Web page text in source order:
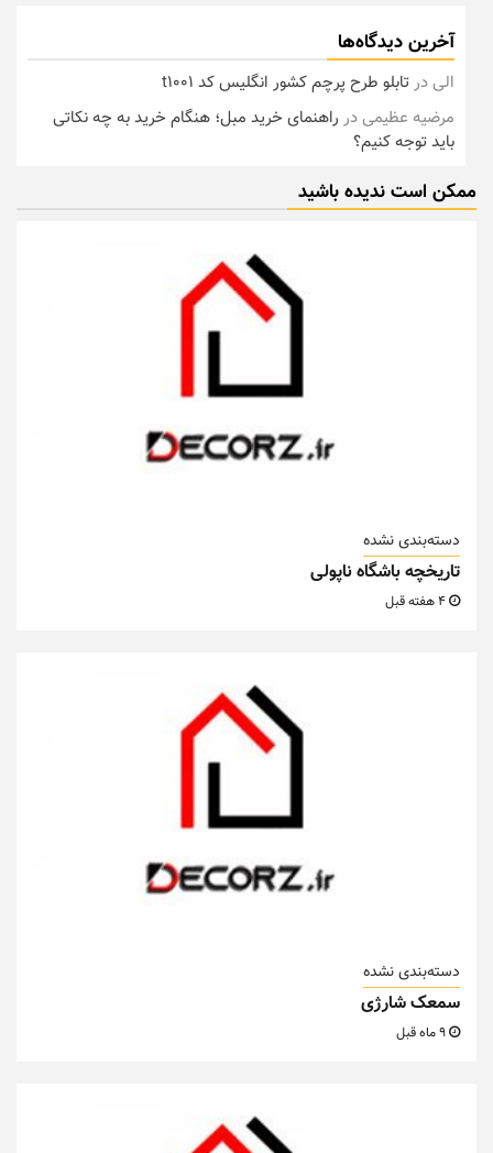
آخرین دیدگاه‌ها
الیدرتابلو طرح پرچم کشور انگلیس کد t1001
مرضیه عظیمیدر راهنمای خرید مبل؛ هنگام خرید به چه نکاتی
باید توجه کنیم؟
ممکن است ندیده باشید
دسته‌بندی نشده
تاریخچه باشگاه ناپولی
دسته‌بندی نشده
سمعک شارژی